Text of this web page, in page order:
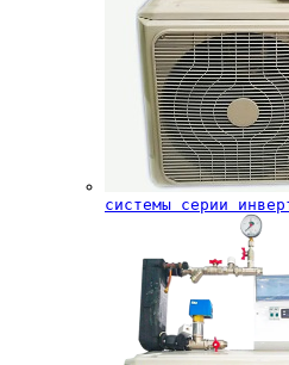
системы серии